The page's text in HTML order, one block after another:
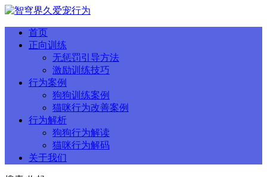
首页
正向训练
无惩罚引导方法
激励训练技巧
行为案例
狗狗训练案例
猫咪行为改善案例
行为解析
狗狗行为解读
猫咪行为解码
关于我们